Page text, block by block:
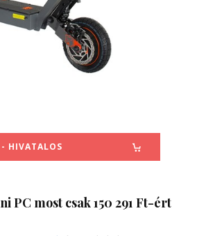
HIVATALOS
PC most csak 150 291 Ft-ért